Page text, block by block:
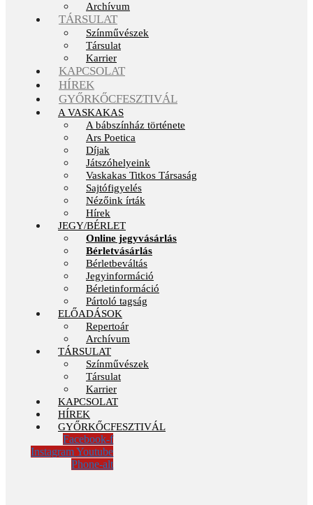
Archívum
TÁRSULAT
Színművészek
Társulat
Karrier
KAPCSOLAT
HÍREK
GYŐRKŐCFESZTIVÁL
A VASKAKAS
A bábszínház története
Ars Poetica
Díjak
Játszóhelyeink
Vaskakas Titkos Társaság
Sajtófigyelés
Nézőink írták
Hírek
JEGY/BÉRLET
Online jegyvásárlás
Bérletvásárlás
Bérletbeváltás
Jegyinformáció
Bérletinformáció
Pártoló tagság
ELŐADÁSOK
Repertoár
Archívum
TÁRSULAT
Színművészek
Társulat
Karrier
KAPCSOLAT
HÍREK
GYŐRKŐCFESZTIVÁL
Facebook-f
InstagramYoutube
Phone-alt